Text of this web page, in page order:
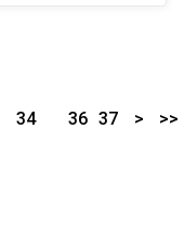
34
36 37 > >>